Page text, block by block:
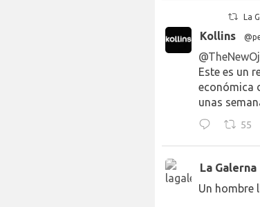
La
Kollins
Este es un
económica
unas
55
La Galerna
Un hombre